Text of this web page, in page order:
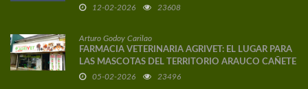
12-02-2026 23608
Arturo Godoy Carilao
FARMACIA VETERINARIA AGRIVET: EL LUGAR PARA
LAS MASCOTAS DEL TERRITORIO ARAUCO CAÑETE
05-02-2026 23496